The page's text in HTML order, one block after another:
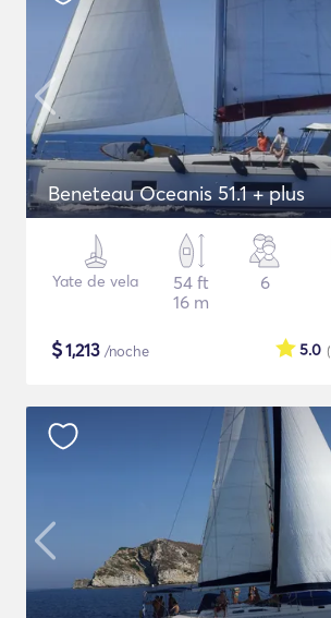
Beneteau Oceanis 51.1 + plus
Yate de vela
54 ft
16 m
6
$1,213 /noche 5.0